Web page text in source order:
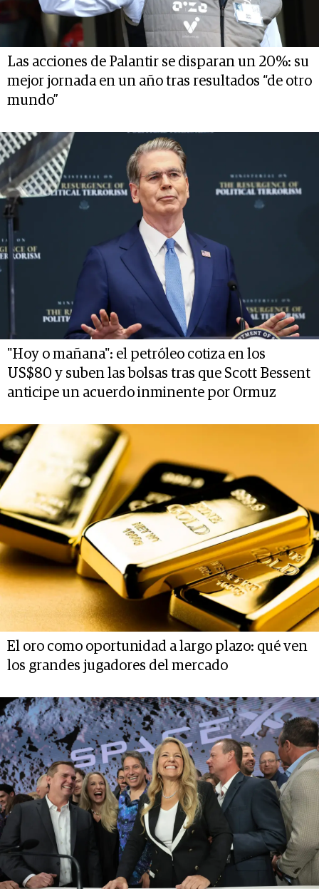
Las acciones de Palantir se disparan un 20%: su
mejor jornada en un año tras resultados “de otro
mundo”
"Hoy o mañana": el petróleo cotiza en los
US$80 y suben las bolsas tras que Scott Bessent
anticipe un acuerdo inminente por Ormuz
El oro como oportunidad a largo plazo: qué ven
los grandes jugadores del mercado